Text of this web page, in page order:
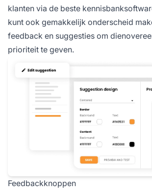
klanten via de beste
kunt ook gemakkelijk onderscheid
feedback en suggesties om
prioriteit te geven.
Feedbackknoppen